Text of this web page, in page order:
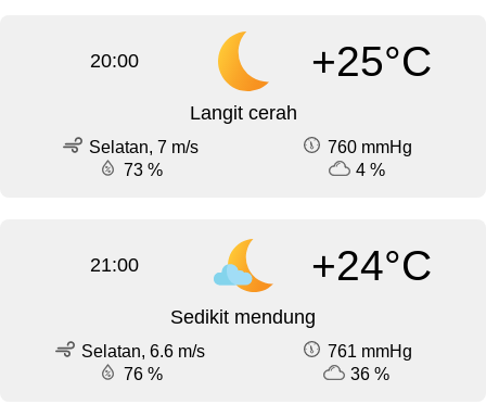
20:00 +25°C
Langit cerah
Selatan, 7 m/s
760 mmHg
73 %
4 %
21:00 +24°C
Sedikit mendung
Selatan, 6.6 m/s
761 mmHg
76 %
36 %